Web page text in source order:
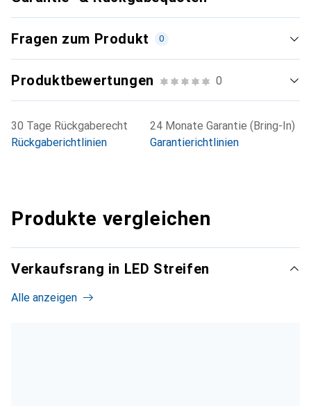
Fragen zum Produkt 0
Produktbewertungen 0
30 Tage Rückgaberecht
Rückgaberichtlinien
24 Monate Garantie (Bring-In)
Garantierichtlinien
Produkte vergleichen
Verkaufsrang in LED Streifen
Alle anzeigen